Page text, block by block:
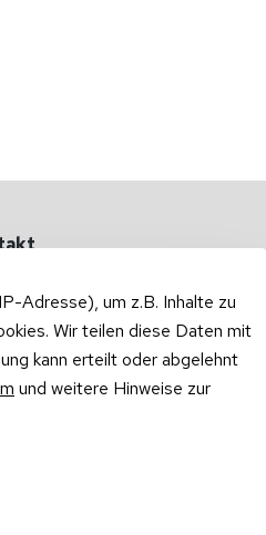
Adresse), um z.B. Inhalte zu
Wir teilen diese Daten mit
kann erteilt oder abgelehnt
und weitere Hinweise zur
uns an oder schreiben Sie